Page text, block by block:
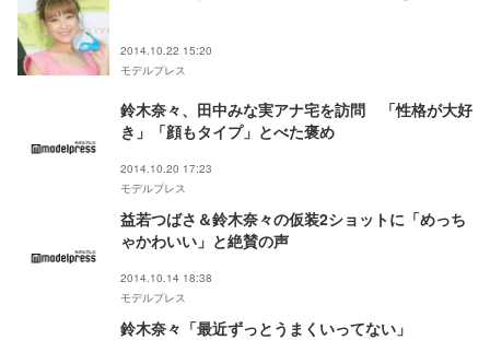
2014.10.22 15:20
モデルプレス
鈴木奈々、田中みな実アナ宅を訪問 「性格が大好
き」「顔もタイプ」とべた褒め
2014.10.20 17:23
モデルプレス
益若つばさ＆鈴木奈々の仮装2ショットに「めっち
ゃかわいい」と絶賛の声
2014.10.14 18:38
モデルプレス
鈴木奈々「最近ずっとうまくいってない」